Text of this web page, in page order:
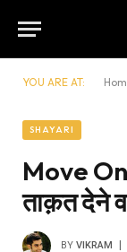
YOU ARE AT:
SHAYARI
Move
ताक़त देने
BY VIKRAM